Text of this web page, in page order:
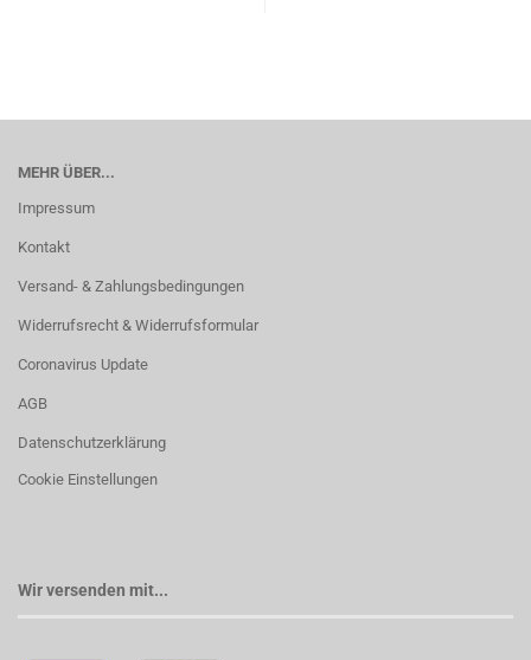
MEHR ÜBER...
Impressum
Kontakt
Versand- & Zahlungsbedingungen
Widerrufsrecht & Widerrufsformular
Coronavirus Update
AGB
Datenschutzerklärung
Cookie Einstellungen
Wir versenden mit...